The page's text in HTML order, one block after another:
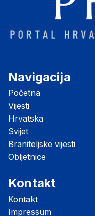
Navigacija
Početna
Vijesti
Hrvatska
Svijet
Braniteljske vijesti
Obljetnice
Kontakt
Kontakt
Impressum